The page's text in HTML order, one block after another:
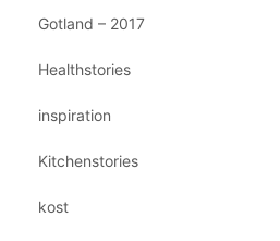
Gotland – 2017
Healthstories
inspiration
Kitchenstories
kost